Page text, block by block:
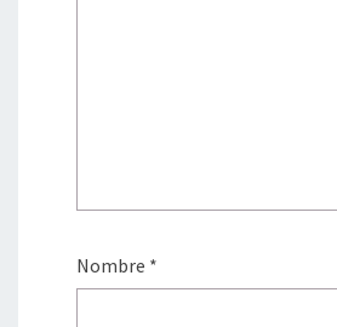
Nombre *